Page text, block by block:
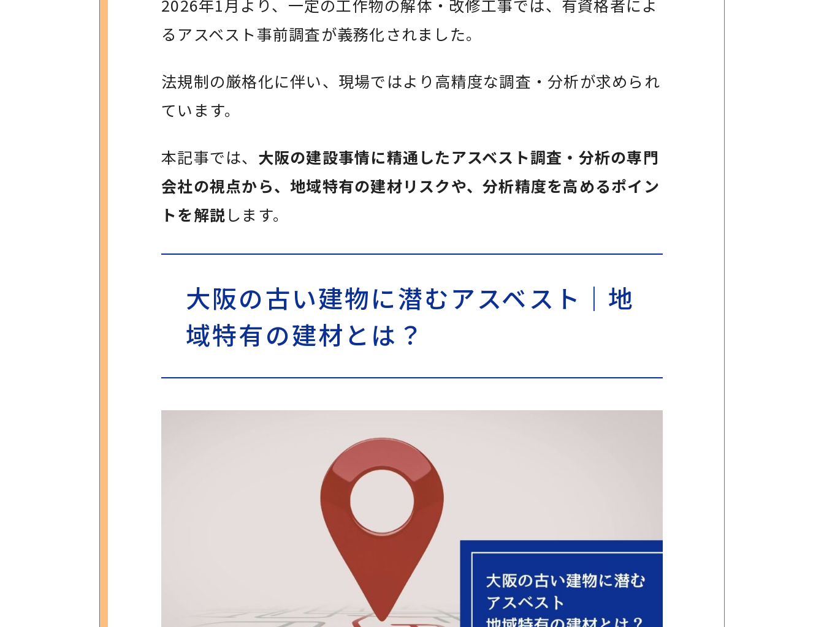
2026年1月より、一定の工作物の解体・改修工事では、有資格者によ
るアスベスト事前調査が義務化されました。
法規制の厳格化に伴い、現場ではより高精度な調査・分析が求められ
ています。
本記事では、 大阪の建設事情に精通したアスベスト調査・分析の専門
会社の視点から、地域特有の建材リスクや、分析精度を高めるポイン
トを解説します。
大阪の古い建物に潜むアスベスト｜地
域特有の建材とは？